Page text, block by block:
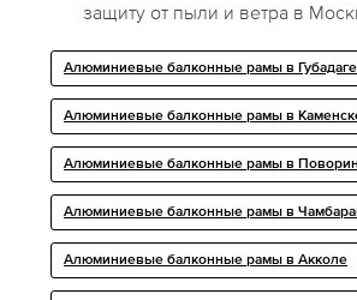
защиту от пыли и ветра в
Алюминиевые балконные рамы в Губадаге
Алюминиевые балконные рамы в
Алюминиевые балконные рамы в
Алюминиевые балконные рамы в
Алюминиевые балконные рамы в Акколе